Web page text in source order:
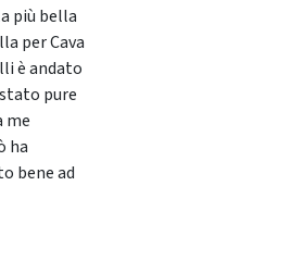
più bella
per Cava
è andato
pure
me
ha
bene ad